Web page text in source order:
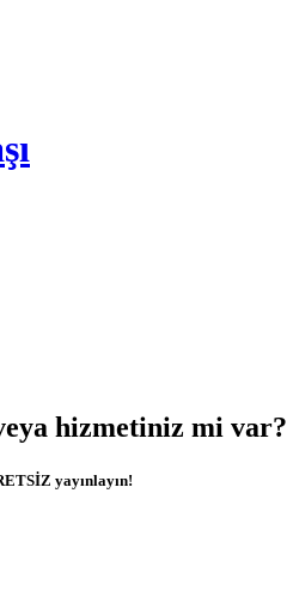
hizmetiniz mi var?
yayınlayın!